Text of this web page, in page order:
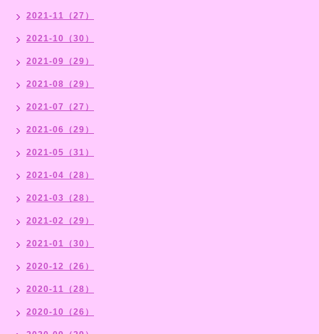
2021-11（27）
2021-10（30）
2021-09（29）
2021-08（29）
2021-07（27）
2021-06（29）
2021-05（31）
2021-04（28）
2021-03（28）
2021-02（29）
2021-01（30）
2020-12（26）
2020-11（28）
2020-10（26）